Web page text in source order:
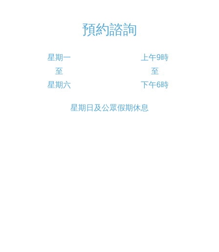
預約諮詢
星期一
至
星期六
上午9時
至
下午6時
星期日及公眾假期休息